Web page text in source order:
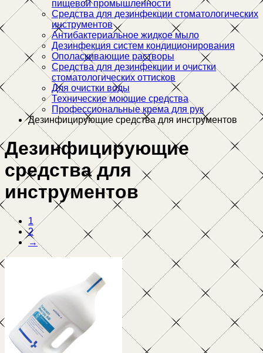
пищевой промышленности
Средства для дезинфекции стоматологических
инструментов
Антибактериальное жидкое мыло
Дезинфекция систем кондиционирования
Ополаскивающие растворы
Средства для дезинфекции и очистки
стоматологических оттисков
Для очистки воды
Технические моющие средства
Профессиональные крема для рук
Дезинфицирующие средства для инструментов
Дезинфицирующие
средства для
инструментов
1
2
→